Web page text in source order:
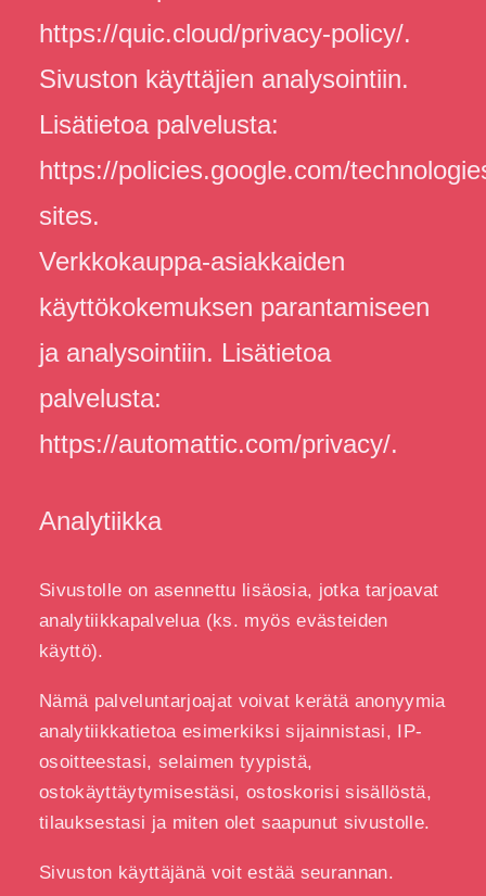
https://quic.cloud/privacy-policy/.
Sivuston käyttäjien analysointiin.
Lisätietoa palvelusta:
https://policies.google.com/
sites.
Verkkokauppa-asiakkaiden
käyttökokemuksen parantamiseen
ja analysointiin. Lisätietoa
palvelusta:
https://automattic.com/privacy/.
Analytiikka
Sivustolle on asennettu lisäosia, jotka tarjoavat
analytiikkapalvelua (ks. myös evästeiden
käyttö).
Nämä palveluntarjoajat voivat kerätä anonyymia
analytiikkatietoa esimerkiksi sijainnistasi, IP-
osoitteestasi, selaimen tyypistä,
ostokäyttäytymisestäsi, ostoskorisi sisällöstä,
tilauksestasi ja miten olet saapunut sivustolle.
Sivuston käyttäjänä voit estää seurannan.